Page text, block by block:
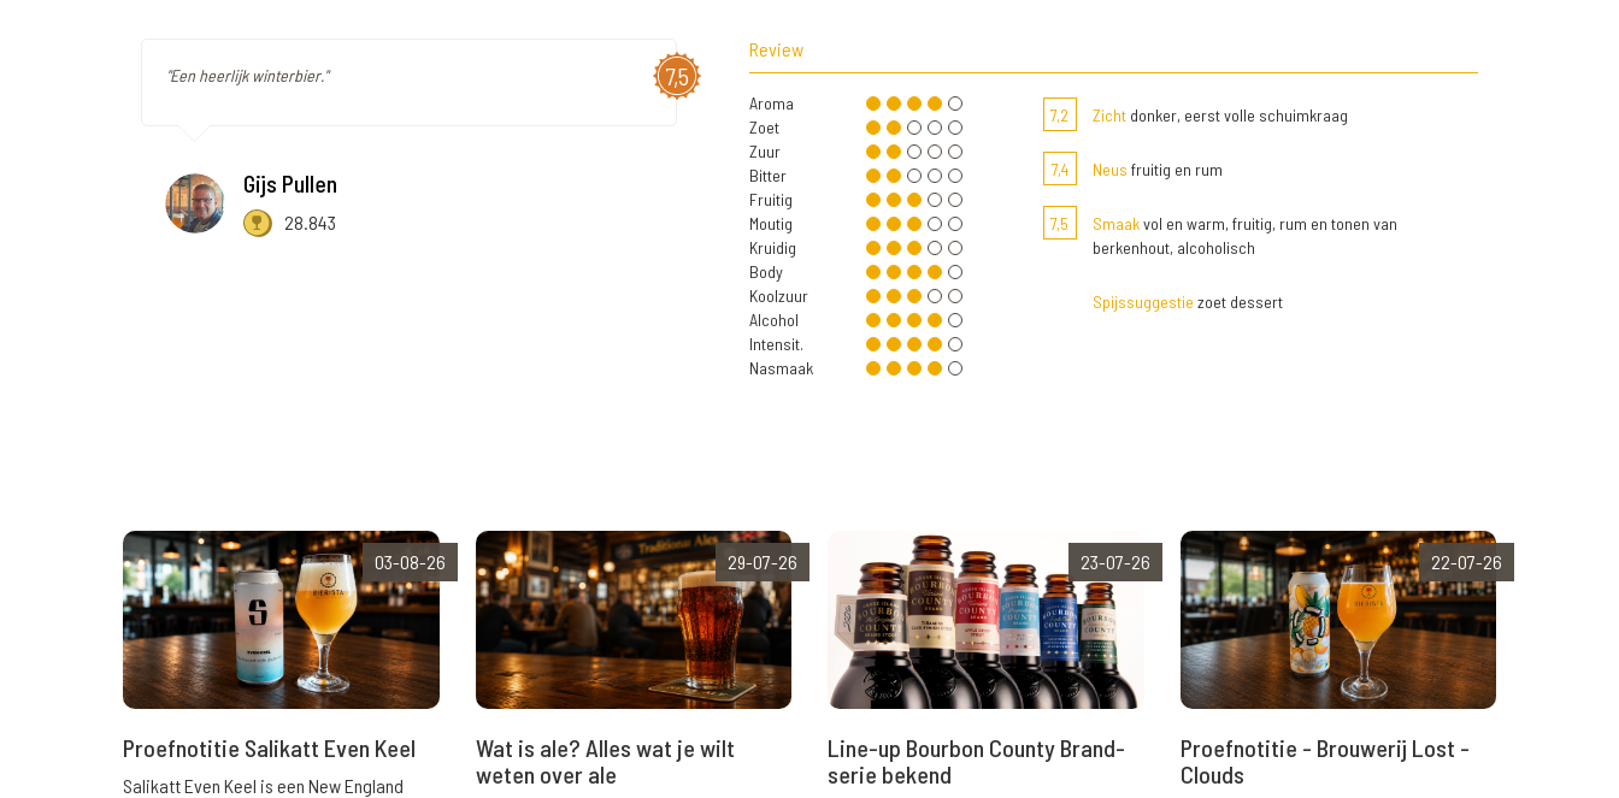
7,5
"Een heerlijk winterbier."
Gijs Pullen
28.843
Review
Aroma
Zoet
Zuur
Bitter
Fruitig
Moutig
Kruidig
Body
Koolzuur
Alcohol
Intensit.
Nasmaak
7,2 Zichtdonker, eerst volle schuimkraag
7,4 Neus fruitig en rum
7,5 Smaakvol en warm, fruitig, rum en tonen van
berkenhout, alcoholisch
Spijssuggestie zoet dessert
03-08-26
Proefnotitie Salikatt Even Keel
Salikatt Even Keel is een New England
29-07-26
Wat is ale? Alles wat je wilt
weten over ale
23-07-26
Line-up Bourbon County Brand-
serie bekend
22-07-26
Proefnotitie - Brouwerij Lost -
Clouds